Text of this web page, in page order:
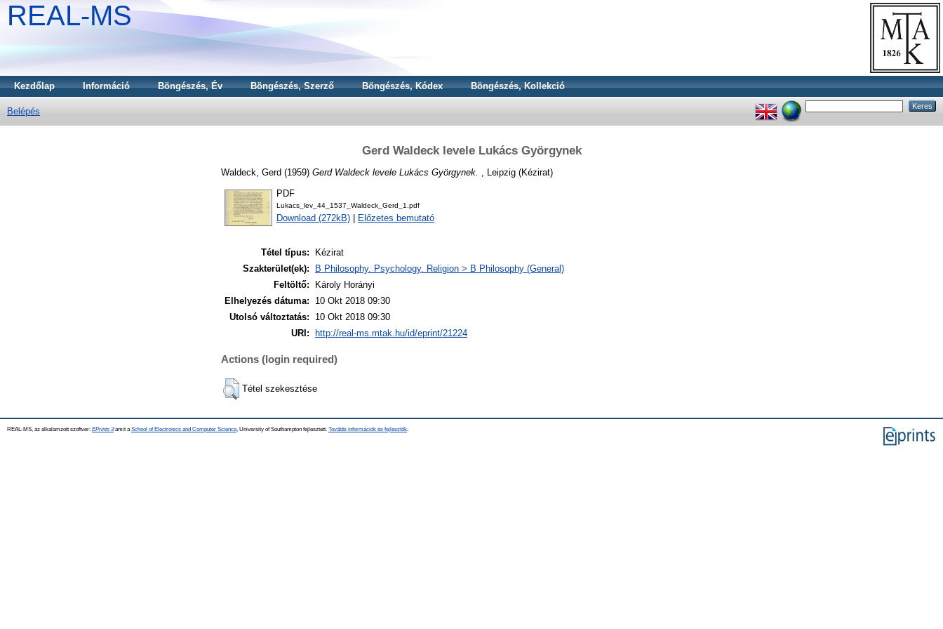
REAL-MS
Kezdőlap Információ Böngészés, Év Böngészés, Szerző Böngészés, Kódex Böngészés, Kollekció
Belépés
Gerd Waldeck levele Lukács Györgynek
Waldeck, Gerd (1959) Gerd Waldeck levele Lukács Györgynek. , Leipzig (Kézirat)
PDF
Lukacs_lev_44_1537_Waldeck_Gerd_1.pdf
Download (272kB) Előzetes bemutató
Tétel típus:
Kézirat
Szakterület(ek):
B Philosophy. Psychology. Religion > B Philosophy (General)
Feltöltő:
Károly Horányi
Elhelyezés dátuma:
10 Okt 2018 09:30
Utolsó változtatás:
10 Okt 2018 09:30
URI:
http://real-ms.mtak.hu/id/eprint/21224
Actions (login required)
Tétel szekesztése
REAL-MS, az alkalamzott szoftver: EPrints 3amit a School of Electronics and Computer Science , University of Southampton fejlesztett. További információk és fejlesztők